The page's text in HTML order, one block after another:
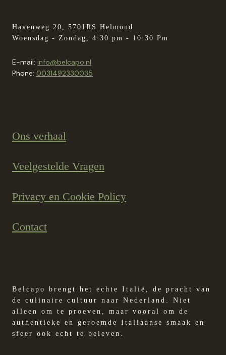
Havenweg 20, 5701RS Helmond
Woensdag - Zondag, 4:30 pm - 10:30 Pm
E-mail: info@belcapo.nl
Phone: 0031492330035
Ons verhaal
Veelgestelde Vragen
Privacy en Cookie Policy
Contact
Belcapo brengt het echte Italië, de pracht van
de culinaire cultuur naar Nederland. Niet
alleen om te proeven, maar vooral om de
authentieke en geroemde Italiaanse smaak en
sfeer ook echt te beleven.